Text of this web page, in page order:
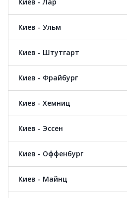
Киев - Ульм
Киев - Штутгарт
Киев - Фрайбург
Киев - Хемниц
Киев - Эссен
Киев - Оффенбург
Киев - Майнц